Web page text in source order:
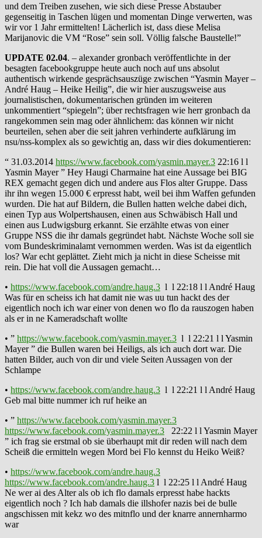
und dem Treiben zusehen, wie sich diese Presse Abstauber
gegenseitig in Taschen lügen und momentan Dinge verwerten, was
wir vor 1 Jahr ermittelten! Lächerlich ist, dass diese Melisa
Marijanovic die VM “Rose” sein soll. Völlig falsche Baustelle!”
UPDATE 02.04. – alexander gronbach veröffentlichte in der
besagten facebookgruppe heute auch noch auf uns absolut
authentisch wirkende gesprächsauszüge zwischen “Yasmin Mayer –
André Haug – Heike Heilig”, die wir hier auszugsweise aus
journalistischen, dokumentarischen gründen im weiteren
unkommentiert “spiegeln”; über rechtsfragen wie herr gronbach da
rangekommen sein mag oder ähnlichem: das können wir nicht
beurteilen, sehen aber die seit jahren verhinderte aufklärung im
nsu/nss-komplex als so gewichtig an, dass wir dies dokumentieren:
“ 31.03.2014 https://www.facebook.com/yasmin.mayer.3 22:16 l l
Yasmin Mayer ” Hey Haugi Charmaine hat eine Aussage bei BIG
REX gemacht gegen dich und andere aus Flos alter Gruppe. Dass
ihr ihn wegen 15.000 € erpresst habt, weil bei ihm Waffen gefunden
wurden. Die hat auf Bildern, die Bullen hatten welche dabei dich,
einen Typ aus Wolpertshausen, einen aus Schwäbisch Hall und
einen aus Ludwigsburg erkannt. Sie erzählte etwas von einer
Gruppe NSS die ihr damals gegründet habt. Nächste Woche soll sie
vom Bundeskriminalamt vernommen werden. Was ist da eigentlich
los? War echt geplättet. Zieht mich ja nicht in diese Scheisse mit
rein. Die hat voll die Aussagen gemacht…
• https://www.facebook.com/andre.haug.3 l l 22:18 l l André Haug
Was für en scheiss ich hat damit nie was uu tun hackt des der
eigentlich noch ich war einer von denen wo flo da rauszogen haben
als er in ne Kameradschaft wollte
• ” https://www.facebook.com/yasmin.mayer.3 l l 22:21 l l Yasmin
Mayer ” die Bullen waren bei Heiligs, als ich auch dort war. Die
hatten Bilder, auch von dir und viele Seiten Aussagen von der
Schlampe
• https://www.facebook.com/andre.haug.3 l l 22:21 l l André Haug
Geb mal bitte nummer ich ruf heike an
• ” https://www.facebook.com/yasmin.mayer.3
https://www.facebook.com/yasmin.mayer.3 22:22 l l Yasmin Mayer
” ich frag sie erstmal ob sie überhaupt mit dir reden will nach dem
Scheiß die ermitteln wegen Mord bei Flo kennst du Heiko Weiß?
• https://www.facebook.com/andre.haug.3
https://www.facebook.com/andre.haug.3 l l 22:25 l l André Haug
Ne wer ai des Alter als ob ich flo damals erpresst habe hackts
eigentlich noch ? Ich hab damals die illshofer nazis bei de bulle
angschissen mit kekz wo des mitnflo und der knarre annernharmo
war